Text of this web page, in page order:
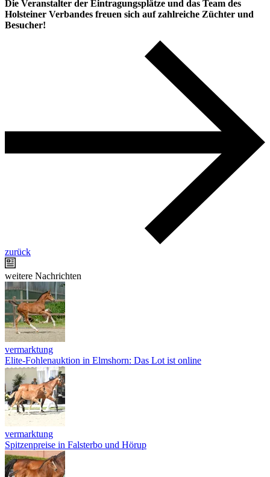
Die Veranstalter der Eintragungsplätze und das Team des
Holsteiner Verbandes freuen sich auf zahlreiche Züchter und
Besucher!
zurück
weitere Nachrichten
vermarktung
Elite-Fohlenauktion in Elmshorn: Das Lot ist online
vermarktung
Spitzenpreise in Falsterbo und Hörup